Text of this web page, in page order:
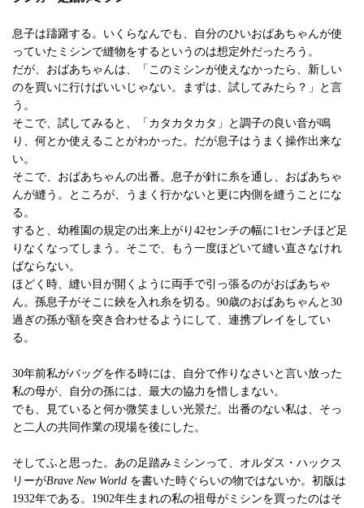
息子は躊躇する。いくらなんでも、自分のひいおばあちゃんが使
っていたミシンで縫物をするというのは想定外だったろう。
だが、おばあちゃんは、「このミシンが使えなかったら、新しい
のを買いに行けばいいじゃない。まずは、試してみたら？」と言
う。
そこで、試してみると、「カタカタカタ」と調子の良い音が鳴
り、何とか使えることがわかった。だが息子はうまく操作出来な
い。
そこで、おばあちゃんの出番。息子が針に糸を通し、おばあちゃ
んが縫う。ところが、うまく行かないと更に内側を縫うことにな
る。
すると、幼稚園の規定の出来上がり42センチの幅に1センチほど足
りなくなってしまう。そこで、もう一度ほどいて縫い直さなけれ
ばならない。
ほどく時、縫い目が開くように両手で引っ張るのがおばあちゃ
ん。孫息子がそこに鋏を入れ糸を切る。90歳のおばあちゃんと30
過ぎの孫が額を突き合わせるようにして、連携プレイをしてい
る。
30年前私がバッグを作る時には、自分で作りなさいと言い放った
私の母が、自分の孫には、最大の協力を惜しまない。
でも、見ていると何か微笑ましい光景だ。出番のない私は、そっ
と二人の共同作業の現場を後にした。
そしてふと思った。あの足踏みミシンって、オルダス・ハックス
リーがBrave New World を書いた時ぐらいの物ではないか。初版は
1932年である。1902年生まれの私の祖母がミシンを買ったのはそ